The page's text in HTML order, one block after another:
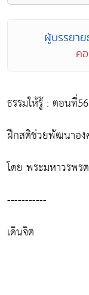
ผู้บรรยา
ค
ธรรมให้รู้ : ตอนที่56
ฝึกสติช่วยพัฒนาอง
โดย พระมหาวรพร
-----------
เดินจิต